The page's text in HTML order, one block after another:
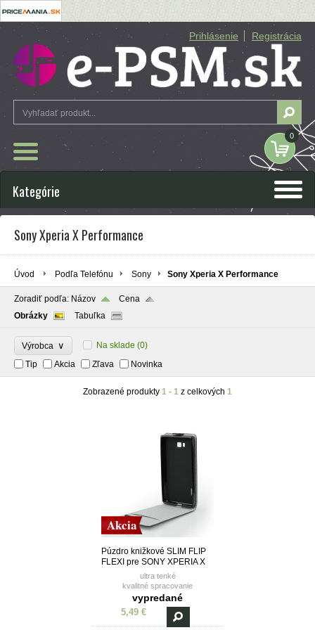
Prihlásenie Registrácia
0
Kategórie
Sony Xperia X Performance
Úvod Podľa Telefónu Sony Sony Xperia X Performance
Zoradiť podľa: Názov
Cena
Obrázky
Tabuľka
Výrobca ∨ Na sklade (0)
Tip
Akcia Zľava Novinka
Zobrazené produkty 1 - 1 z celkových 1
Akcia
Púzdro knižkové SLIM FLIP
FLEXI pre SONY XPERIA X
PERFORMANCE - čierne
ultra tenké
kvalitné spracovanie
vanička z TPU (termoplastický
polyuretán)
vypredané
5,49 €